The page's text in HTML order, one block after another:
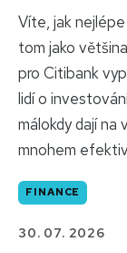
Víte, jak
tom jako
pro Citibank
lidí o
málokdy dají na
mnohem
FINANCE
30. 07. 2026